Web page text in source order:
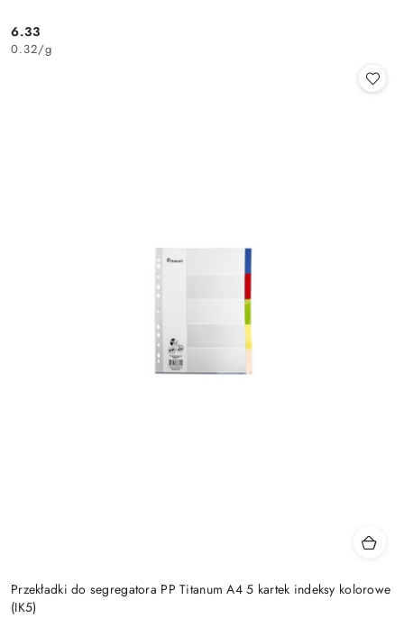
Cena:
6.33
0.32/g
Przekładki do segregatora PP Titanum A4 5 kartek indeksy kolorowe
(IK5)